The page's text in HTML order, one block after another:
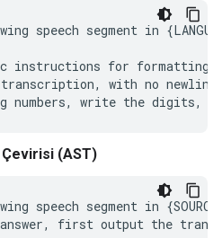
speech segment in
instructions for formatting
with no
(AST)
speech segment in